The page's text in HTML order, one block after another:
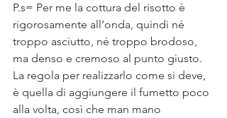
P.s= Per me la cottura del risotto è
rigorosamente all’onda, quindi né
troppo asciutto, né troppo brodoso,
ma denso e cremoso al punto giusto. ⠀
La regola per realizzarlo come si deve,
è quella di aggiungere il fumetto poco
alla volta, così che man mano